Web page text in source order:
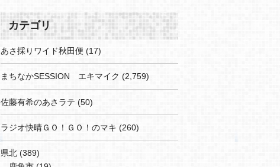
カテゴリ
あさ採りワイド秋田便 (17)
まちなかSESSION エキマイク (2,759)
佐藤有希のあさラテ (50)
ラジオ快晴ＧＯ！ＧＯ！のマキ (260)
県北 (389)